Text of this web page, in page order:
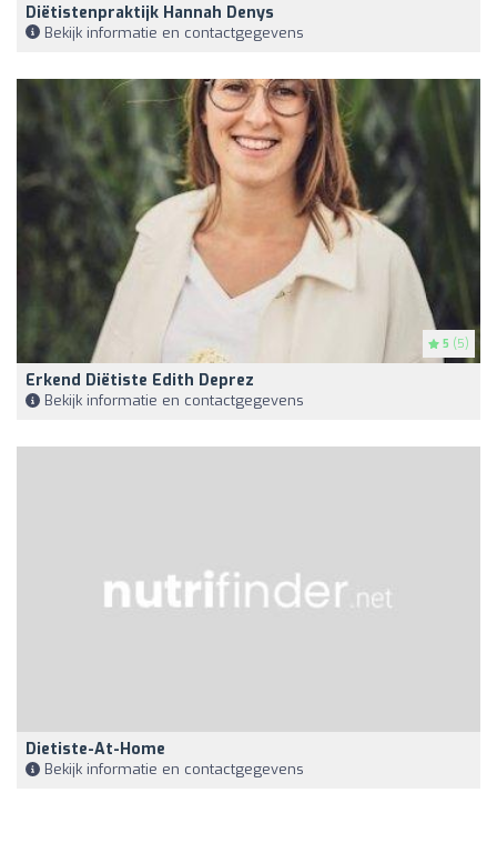
Diëtistenpraktijk Hannah Denys
Bekijk informatie en contactgegevens
5 (5)
Erkend Diëtiste Edith Deprez
Bekijk informatie en contactgegevens
Dietiste-At-Home
Bekijk informatie en contactgegevens